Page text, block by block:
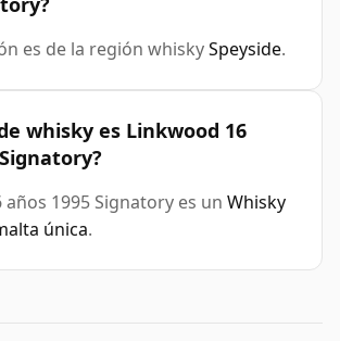
es de la región whiskySpeyside.
whisky es Linkwood 16
1995 Signatory es un Whisky
única.